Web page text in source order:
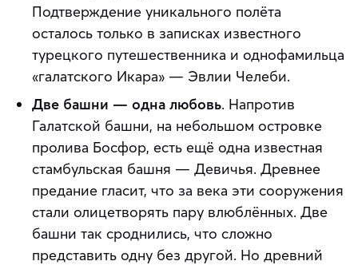
Подтверждение уникального полёта
осталось только в записках известного
турецкого путешественника и однофамильца
«галатского Икара» — Эвлии Челеби.
Две башни — одна любовь. Напротив
Галатской башни, на небольшом островке
пролива Босфор, есть ещё одна известная
стамбульская башня — Девичья. Древнее
предание гласит, что за века эти сооружения
стали олицетворять пару влюблённых. Две
башни так сроднились, что сложно
представить одну без другой. Но древний